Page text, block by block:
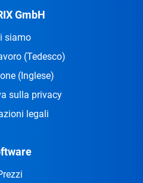
GmbH
siamo
(Tedesco)
(Inglese)
sulla privacy
legali